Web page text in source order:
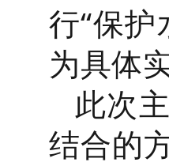
行“保
为具体
此次
结合的